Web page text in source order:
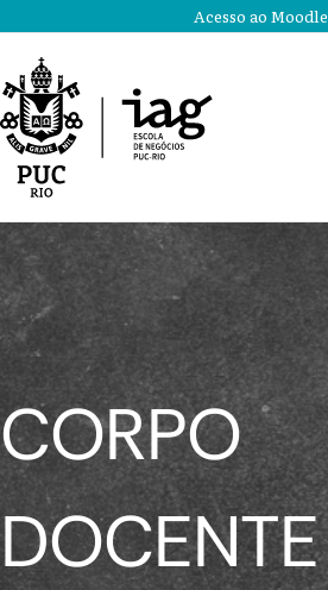
o
conteúdo
Acesso ao Moodle
CORPO
DOCENTE